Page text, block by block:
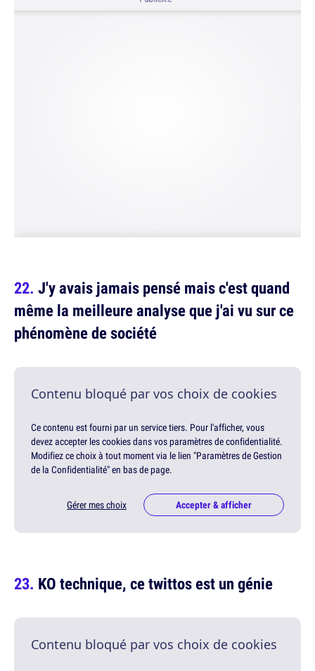
J'y avais jamais pensé mais c'est quand
même la meilleure analyse que j'ai vu sur ce
phénomène de société
Contenu bloqué par vos choix de cookies
Ce contenu est fourni par un service tiers. Pour l'afficher, vous
devez accepter les cookies dans vos paramètres de confidentialité.
Modifiez ce choix à tout moment via le lien "Paramètres de Gestion
de la Confidentialité" en bas de page.
Gérer mes choix Accepter & afficher
KO technique, ce twittos est un génie
Contenu bloqué par vos choix de cookies